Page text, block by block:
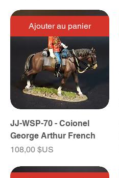
Ajouter au panier
JJ-WSP-70 - Coionel
George Arthur French
Prix
108,00 $US